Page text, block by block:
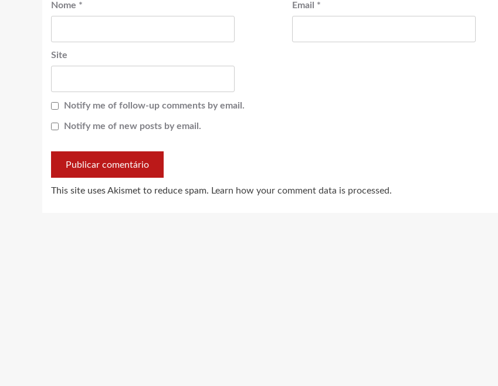
Nome * Email *
Site
Notify me of follow-up comments by email.
Notify me of new posts by email.
This site uses Akismet to reduce spam. Learn how your comment data is processed.